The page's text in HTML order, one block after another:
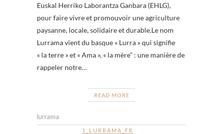
Euskal Herriko Laborantza Ganbara (EHLG),
pour faire vivre et promouvoir une agriculture
paysanne, locale, solidaire et durable.Le nom
Lurrama vient du basque « Lurra » qui signifie
« la terre » et « Ama », « la mère” : une manière de
rappeler notre…
READ MORE
lurrama
1_LURRAMA_FR